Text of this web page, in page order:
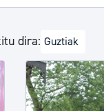
dira: Guztiak